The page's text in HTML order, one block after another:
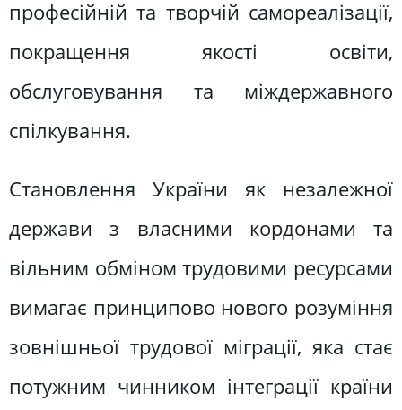
професійній та творчій самореалізації,
покращення якості освіти,
обслуговування та міждержавного
спілкування.
Становлення України як незалежної
держави з власними кордонами та
вільним обміном трудовими ресурсами
вимагає принципово нового розуміння
зовнішньої трудової міграції, яка стає
потужним чинником інтеграції країни